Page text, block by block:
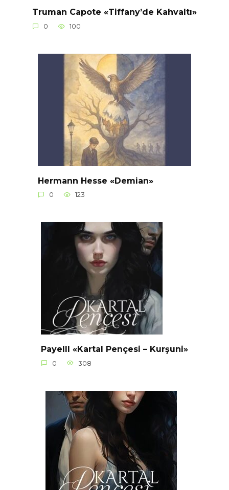
Truman Capote «Tiffany’de Kahvaltı»
0 100
Hermann Hesse «Demian»
0 123
Payelll «Kartal Pençesi – Kurşuni»
0 308